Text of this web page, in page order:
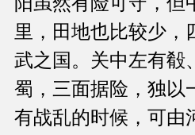
里，田地也比较少，
武之国。关中左有殽
蜀，三面据险，独以
有战乱的时候，可由